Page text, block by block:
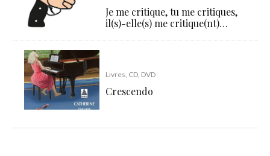
Je me critique, tu me critiques,
il(s)-elle(s) me critique(nt)…
Livres, CD, DVD
Crescendo